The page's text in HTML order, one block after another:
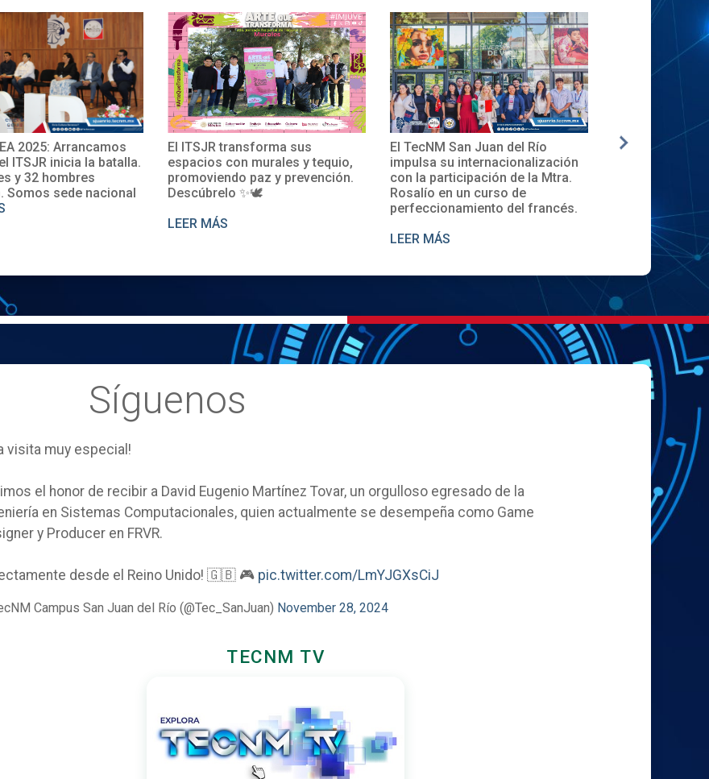
2025: Arrancamos
ITSJR inicia la batalla.
y 32 hombres
sede nacional
El ITSJR transforma sus
espacios con murales y tequio,
promoviendo paz y prevención.
Descúbrelo ✨🕊
LEER MÁS
El TecNM San Juan del Río
impulsa su internacionalización
con la participación de la Mtra.
Rosalío en un curso de
perfeccionamiento del francés.
LEER MÁS
✨🎓Toma de
Síguenos
visita muy especial!
el honor de recibir a David Eugenio Martínez Tovar, un orgulloso egresado de la
en Sistemas Computacionales, quien actualmente se desempeña como Game
y Producer en FRVR.
desde el Reino Unido! 🇬🇧 🎮 pic.twitter.com/LmYJGXsCiJ
Campus San Juan del Río (@Tec_SanJuan) November 28, 2024
TECNM TV